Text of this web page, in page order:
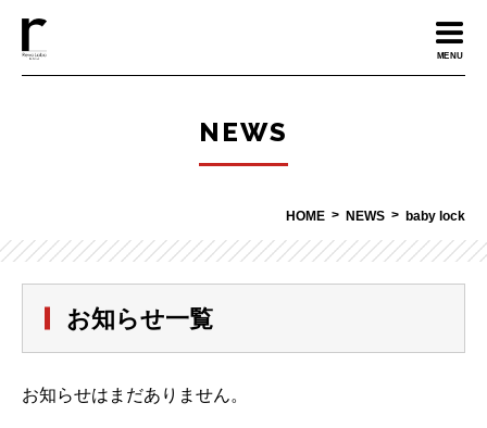
MENU
NEWS
HOME NEWS baby lock
お知らせ一覧
お知らせはまだありません。